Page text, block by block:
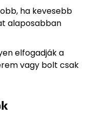
ha kevesebb
alaposabban
elfogadják a
vagy bolt csak